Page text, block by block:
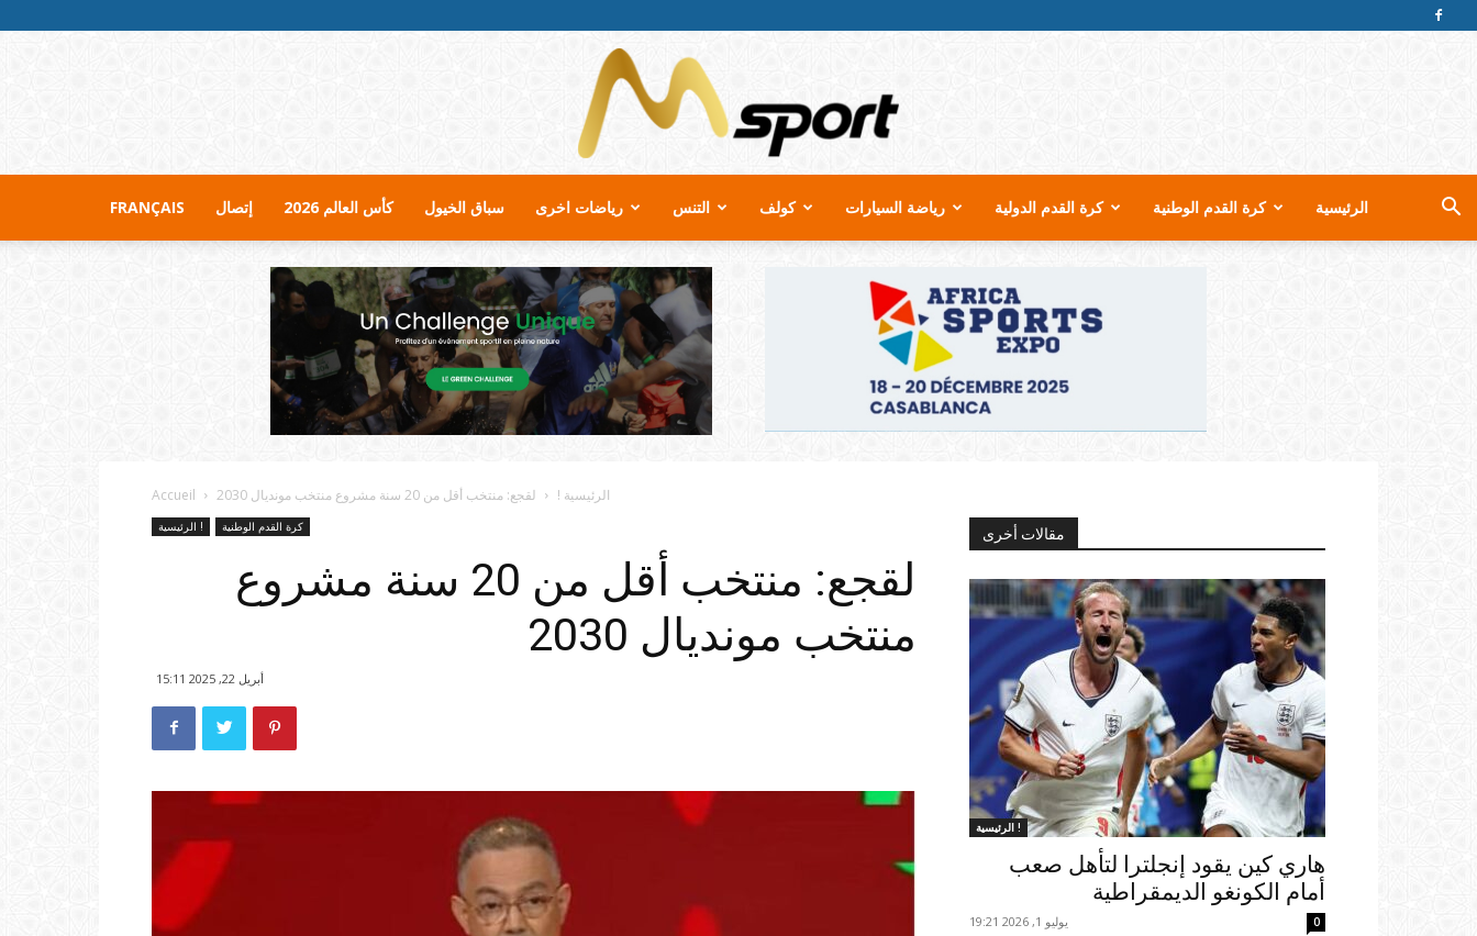
MSport.ma
FRANÇAIS إتصال كأس العالم 2026 سباق الخيول رياضات اخرى التنس كولف رياضة السيارات كرة القدم الدولية كرة القدم الوطنية الرئيسية
Accueil الرئيسية ! لقجع: منتخب أقل من 20 سنة مشروع منتخب مونديال 2030
الرئيسية ! كرة القدم الوطنية
لقجع: منتخب أقل من 20 سنة مشروع
منتخب مونديال 2030
أبريل 22, 2025 15:11
مقالات أخرى
الرئيسية !
هاري كين يقود إنجلترا لتأهل صعب
أمام الكونغو الديمقراطية
يوليو 1, 2026 19:21 0